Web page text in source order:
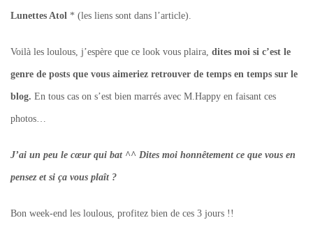
Lunettes Atol * (les liens sont dans l’article).
Voilà les loulous, j’espère que ce look vous plaira, dites moi si c’est le
genre de posts que vous aimeriez retrouver de temps en temps sur le
blog. En tous cas on s’est bien marrés avec M.Happy en faisant ces
photos…
J’ai un peu le cœur qui bat ^^ Dites moi honnêtement ce que vous en
pensez et si ça vous plaît ?
Bon week-end les loulous, profitez bien de ces 3 jours !!